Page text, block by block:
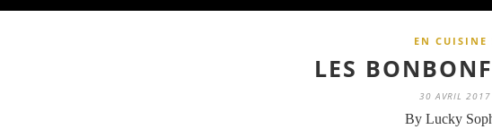
EN CUISINE
LES
30 AVRIL 2017
By Lucky